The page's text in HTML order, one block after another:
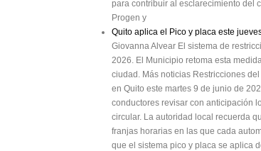
para contribuir al esclarecimiento del
Progen y
Quito aplica el Pico y placa este
Giovanna Alvear El sistema de
2026. El Municipio retoma esta
ciudad. Más noticias Restricciones
en Quito este martes 9 de junio de
conductores revisar con anticipación
circular. La autoridad local recuerda
franjas horarias en las que cada
que el sistema pico y placa se aplica